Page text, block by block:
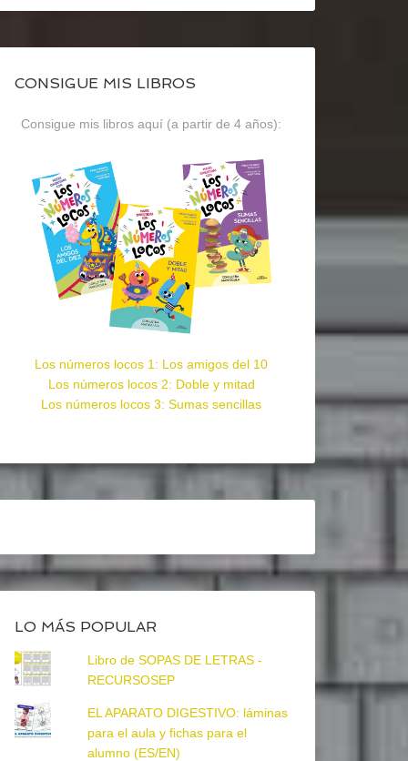
CONSIGUE MIS LIBROS
Consigue mis libros aquí (a partir de 4 años):
Los números locos 1: Los amigos del 10
Los números locos 2: Doble y mitad
Los números locos 3: Sumas sencillas
LO MÁS POPULAR
Libro de SOPAS DE LETRAS -
RECURSOSEP
EL APARATO DIGESTIVO: láminas
para el aula y fichas para el
alumno (ES/EN)